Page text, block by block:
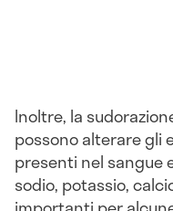
Inoltre, la
possono alterare gli
presenti nel sangue
sodio, potassio,